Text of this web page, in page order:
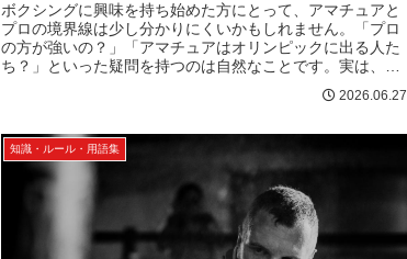
ボクシングに興味を持ち始めた方にとって、アマチュアと
プロの境界線は少し分かりにくいかもしれません。「プロ
の方が強いの？」「アマチュアはオリンピックに出る人た
ち？」といった疑問を持つのは自然なことです。実は、ア
2026.06.27
知識・ルール・用語集